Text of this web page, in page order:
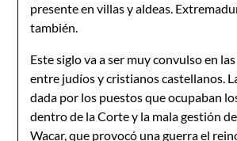
presente en villas y aldeas.
también.
Este siglo va a ser muy convulso en
entre judíos y cristianos castellanos.
dada por los puestos que ocupaban
dentro de la Corte y la mala gestión
Wacar, que provocó una guerra el